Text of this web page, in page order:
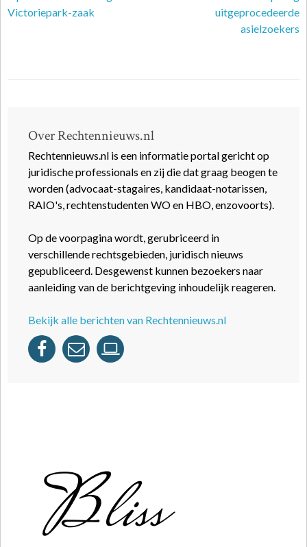
Victoriepark-zaak
uitgeprocedeerde
asielzoekers
Over Rechtennieuws.nl
Rechtennieuws.nl is een informatie portal gericht op
juridische professionals en zij die dat graag beogen te
worden (advocaat-stagaires, kandidaat-notarissen,
RAIO's, rechtenstudenten WO en HBO, enzovoorts).
Op de voorpagina wordt, gerubriceerd in
verschillende rechtsgebieden, juridisch nieuws
gepubliceerd. Desgewenst kunnen bezoekers naar
aanleiding van de berichtgeving inhoudelijk reageren.
Bekijk alle berichten van Rechtennieuws.nl